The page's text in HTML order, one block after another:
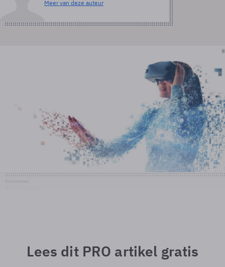
Meer van deze auteur
Lees dit PRO artikel gratis